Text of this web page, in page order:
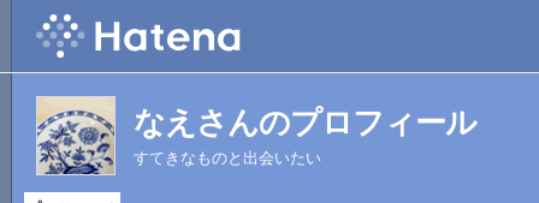
なえさんのプロフィール
すてきなものと出会いたい